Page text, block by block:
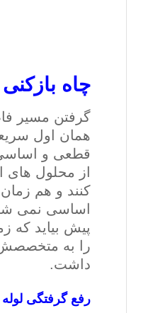
چاه
گرفتن مسیر
همان اول
قطعی و اساسی
از محلول های
کنند و هم
اساسی نمی
پیش بیاید که
را به متخصصش
داشت.
رفع گرفتگی